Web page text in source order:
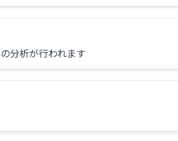
分析が行われます